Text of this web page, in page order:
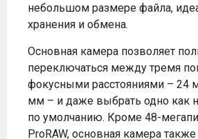
небольшом размере файла,
хранения и обмена.
Основная камера позволяет
переключаться между тремя
фокусными расстояниями – 24
мм – и даже выбрать одно как
по умолчанию. Кроме 48-
ProRAW, основная камера